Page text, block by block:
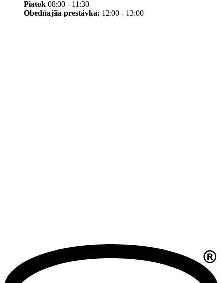
Piatok 08:00 - 11:30
Obedňajšia prestávka: 12:00 - 13:00